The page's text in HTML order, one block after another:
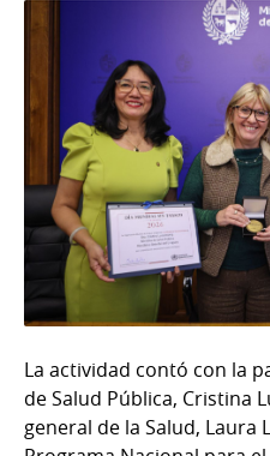
La actividad contó con la
de Salud Pública, Cristina
general de la Salud,